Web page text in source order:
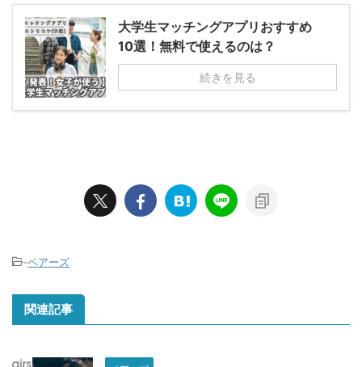
大学生マッチングアプリおすすめ
10選！無料で使えるのは？
続きを見る
-ペアーズ
関連記事